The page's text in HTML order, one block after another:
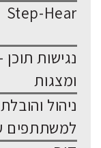
Step-Hear
נגישות
ומצגות
למשתתפים